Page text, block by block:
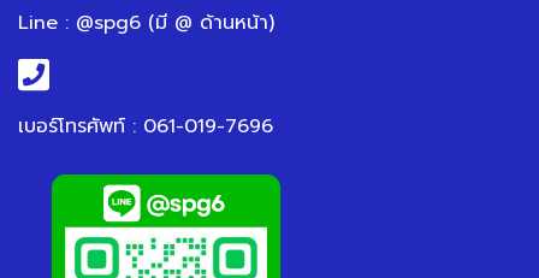
Line : @spg6 (มี @ ด้านหน้า)
เบอร์โทรศัพท์ : 061-019-7696